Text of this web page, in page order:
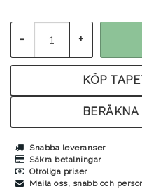
- +
KÖP
Snabba leveranser
Säkra betalningar
Otroliga priser
Maila oss, snabb och